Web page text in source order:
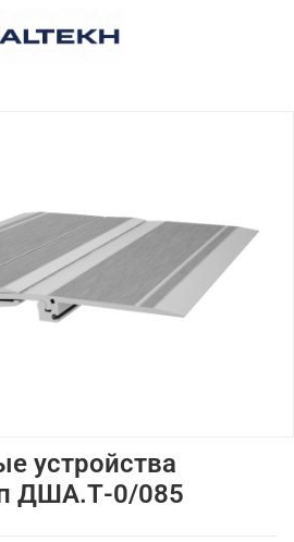
устройства
ДША.Т-0/085